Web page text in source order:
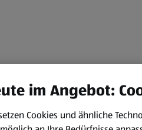
im Angebot:
Cookies und ähnliche